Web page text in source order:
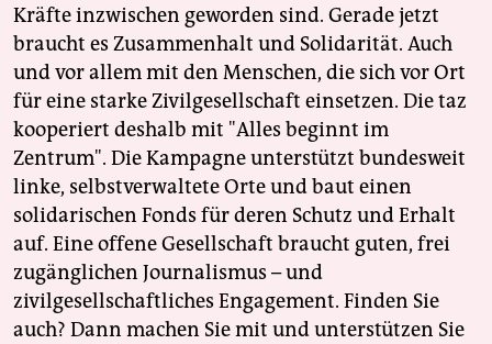
Kräfte inzwischen geworden sind. Gerade jetzt
braucht es Zusammenhalt und Solidarität. Auch
und vor allem mit den Menschen, die sich vor Ort
für eine starke Zivilgesellschaft einsetzen. Die taz
kooperiert deshalb mit "Alles beginnt im
Zentrum". Die Kampagne unterstützt bundesweit
linke, selbstverwaltete Orte und baut einen
solidarischen Fonds für deren Schutz und Erhalt
auf. Eine offene Gesellschaft braucht guten, frei
zugänglichen Journalismus – und
zivilgesellschaftliches Engagement. Finden Sie
auch? Dann machen Sie mit und unterstützen Sie